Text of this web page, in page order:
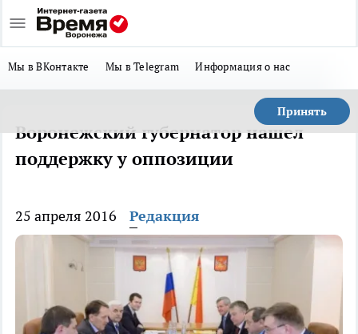
Мы в ВКонтакте Мы в Telegram Информация о нас
Принять
Воронежский губернатор нашел
поддержку у оппозиции
25 апреля 2016 Редакция